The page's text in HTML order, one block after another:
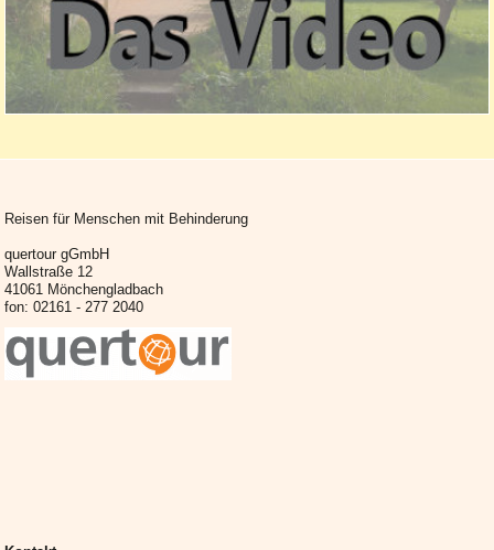
Reisen für Menschen mit Behinderung
quertour gGmbH
Wallstraße 12
41061 Mönchengladbach
fon: 02161 - 277 2040